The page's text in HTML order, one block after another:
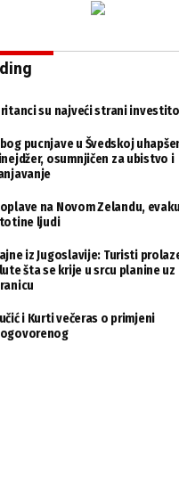
su najveći strani
pucnjave u Švedskoj
osumnjičen za ubistvo i
na Novom Zelandu,
ljudi
iz Jugoslavije: Turisti
šta se krije u srcu planine uz
i Kurti večeras o primjeni